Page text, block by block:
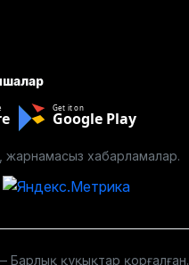
Get it on
Google Play
жарнамасыз хабарламалар.
Барлық құқықтар қорғалған.